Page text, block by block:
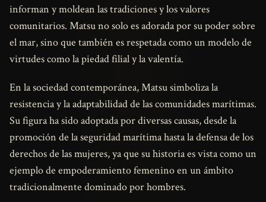
informan y moldean las tradiciones y los valores
comunitarios. Matsu no solo es adorada por su poder sobre
el mar, sino que también es respetada como un modelo de
virtudes como la piedad filial y la valentía.
En la sociedad contemporánea, Matsu simboliza la
resistencia y la adaptabilidad de las comunidades marítimas.
Su figura ha sido adoptada por diversas causas, desde la
promoción de la seguridad marítima hasta la defensa de los
derechos de las mujeres, ya que su historia es vista como un
ejemplo de empoderamiento femenino en un ámbito
tradicionalmente dominado por hombres.